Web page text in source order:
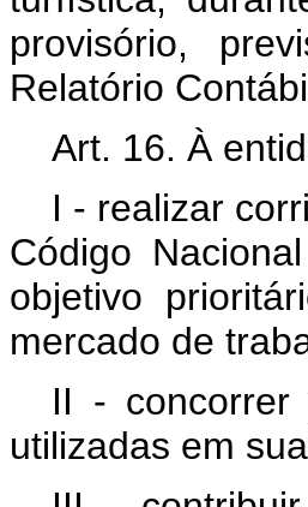
provisório,
Relatório
Art. 16. À
I - realizar
Código
objetivo
mercado de
II - concorrer
utilizadas em